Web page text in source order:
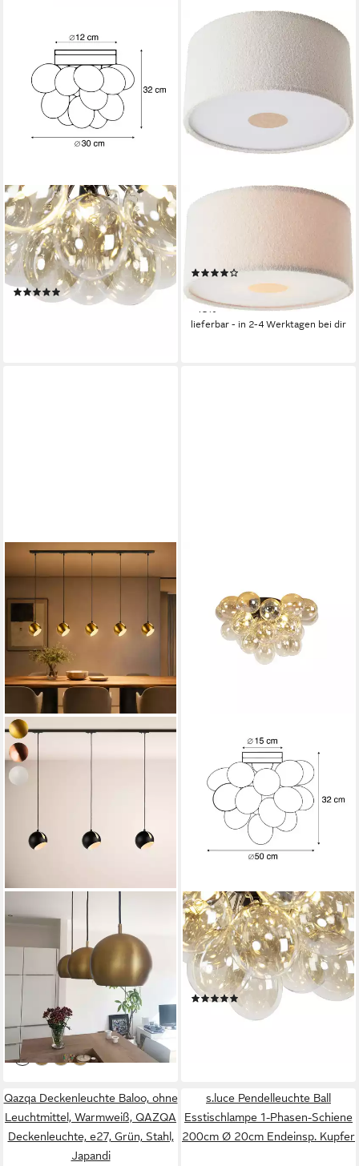
QAZQA
Deckenleuchte Uvas, ohne
Leuchtmittel, Warmweiß,
QAZQA Deckenleuchte, g9,
Gold, Glas, Design
(1)
85,90 € 195,00 €
LEGER HOME BY LENA GERCKE
45 cm, E27, beige
(4)
71,49 € UVP 139,99 €
-49%
lieferbar - in 2-4 Werktagen bei dir
Pendelleuchte Ball
Esstischlampe 1-Phase-
Schiene 200cm Ø 20cm
Mitteleinsp. Weiß
ab 409,00 €
454,00 €
-10%
lieferbar - in 5-6 Werktagen bei dir
QAZQA
Deckenleuchte Uvas, ohne
Leuchtmittel, Warmweiß,
QAZQA Deckenleuchte, g9,
Gold, Glas, Design
(1)
169,00 € UVP 365,00 €
Qazqa Deckenleuchte Baloo, ohne
Leuchtmittel, Warmweiß, QAZQA
Deckenleuchte, e27, Grün, Stahl,
Japandi
s.luce Pendelleuchte Ball
Esstischlampe 1-Phasen-Schiene
200cm Ø 20cm Endeinsp. Kupfer